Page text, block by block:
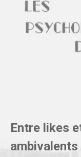
Entre likes